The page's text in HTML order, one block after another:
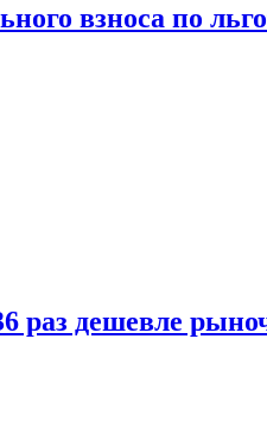
взноса по
раз дешевле